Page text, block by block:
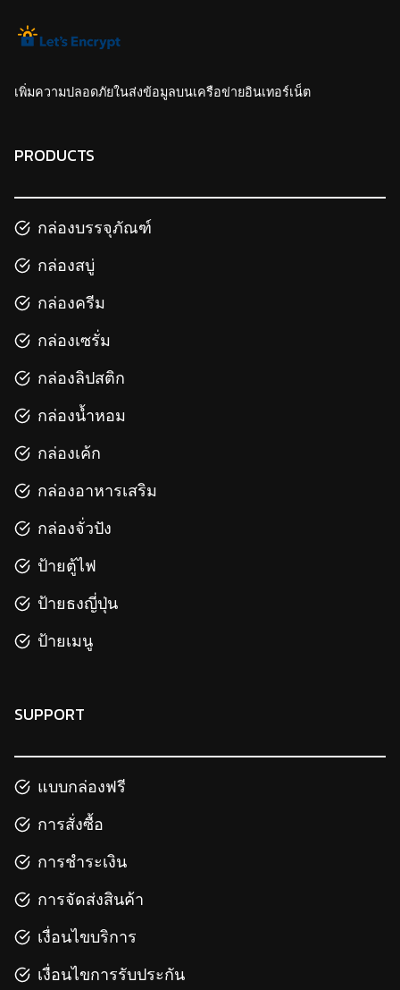
เพิ่มความปลอดภัยในส่งข้อมูลบนเครือข่ายอินเทอร์เน็ต
PRODUCTS
กล่องบรรจุภัณฑ์
กล่องสบู่
กล่องครีม
กล่องเซรั่ม
กล่องลิปสติก
กล่องน้ำหอม
กล่องเค้ก
กล่องอาหารเสริม
กล่องจั่วปัง
ป้ายตู้ไฟ
ป้ายธงญี่ปุ่น
ป้ายเมนู
SUPPORT
แบบกล่องฟรี
การสั่งซื้อ
การชำระเงิน
การจัดส่งสินค้า
เงื่อนไขบริการ
เงื่อนไขการรับประกัน